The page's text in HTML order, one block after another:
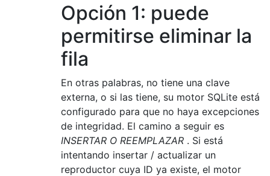
Opción 1: puede
permitirse eliminar la
fila
En otras palabras, no tiene una clave
externa, o si las tiene, su motor SQLite está
configurado para que no haya excepciones
de integridad. El camino a seguir es
INSERTAR O REEMPLAZAR . Si está
intentando insertar / actualizar un
reproductor cuya ID ya existe, el motor